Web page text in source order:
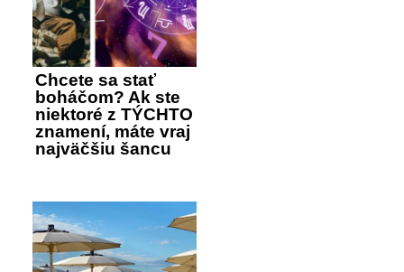
Chcete sa stať
boháčom? Ak ste
niektoré z TÝCHTO
znamení, máte vraj
najväčšiu šancu